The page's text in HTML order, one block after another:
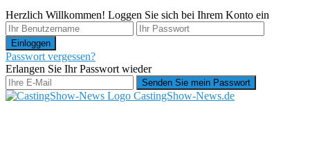
Herzlich Willkommen! Loggen Sie sich bei Ihrem Konto ein
Passwort vergessen?
Erlangen Sie Ihr Passwort wieder
CastingShow-News.de